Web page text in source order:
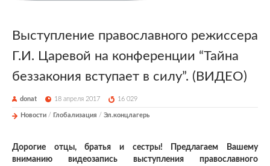
Выступление православного режиссера
Г.И. Царевой на конференции “Тайна
беззакония вступает в силу”. (ВИДЕО)
donat 18 апреля 2017 16 029
Новости / Глобализация / Эл.концлагерь
Дорогие отцы, братья и сестры! Предлагаем Вашему
вниманию видеозапись выступления православного